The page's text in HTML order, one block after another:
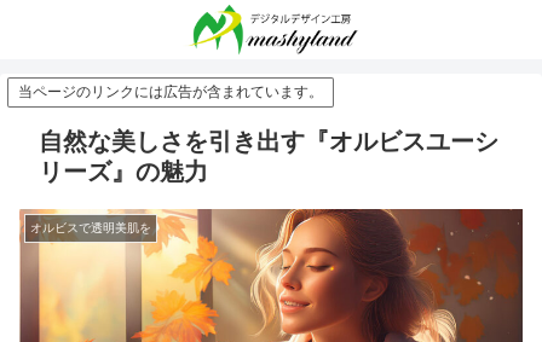
当ページのリンクには広告が含まれています。
自然な美しさを引き出す『オルビスユーシ
リーズ』の魅力
オルビスで透明美肌を